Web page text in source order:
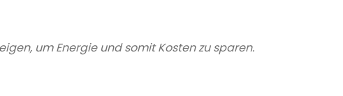
um Energie und somit Kosten zu sparen.